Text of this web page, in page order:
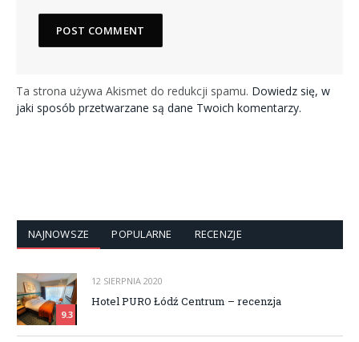
Ta strona używa Akismet do redukcji spamu. Dowiedz się, w
jaki sposób przetwarzane są dane Twoich komentarzy.
NAJNOWSZE POPULARNE RECENZJE
9.3
12 SIERPNIA 2020
Hotel PURO Łódź Centrum – recenzja